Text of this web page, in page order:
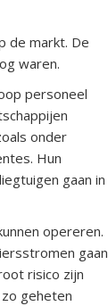
de markt. De
waren.
personeel
onder
Hun
gaan in
opereren.
gaan
risico zijn
geheten